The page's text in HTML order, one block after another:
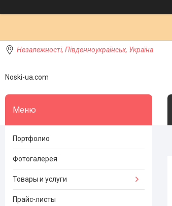
Незалежності, Південноукраїнськ, Україна
Noski-ua.com
Портфолио
Фотогалерея
Товары и услуги
Прайс-листы